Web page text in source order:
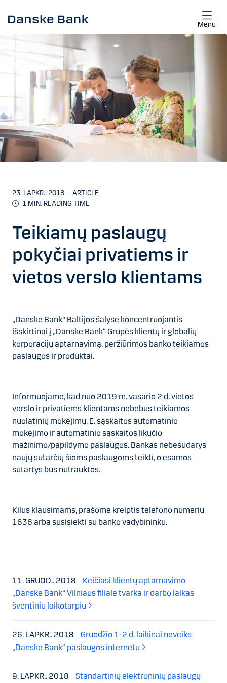
Menu
23. LAPKR.. 2018 – ARTICLE
1 MIN. READING TIME
Teikiamų paslaugų
pokyčiai privatiems ir
vietos verslo klientams
„Danske Bank" Baltijos šalyse koncentruojantis
išskirtinai į „Danske Bank“ Grupės klientų ir globalių
korporacijų aptarnavimą, peržiūrimos banko teikiamos
paslaugos ir produktai.
Informuojame, kad nuo 2019 m. vasario 2 d. vietos
verslo ir privatiems klientams nebebus teikiamos
nuolatinių mokėjimų, E. sąskaitos automatinio
mokėjimo ir automatinio sąskaitos likučio
mažinimo/papildymo paslaugos. Bankas nebesudarys
naujų sutarčių šioms paslaugoms teikti, o esamos
sutartys bus nutrauktos.
Kilus klausimams, prašome kreiptis telefono numeriu
1636 arba susisiekti su banko vadybininku.
11. GRUOD.. 2018
Keičiasi klientų aptarnavimo
„Danske Bank“ Vilniaus filiale tvarka ir darbo laikas
šventiniu laikotarpiu
26. LAPKR.. 2018
Gruodžio 1-2 d. laikinai neveiks
„Danske Bank“ paslaugos internetu
9. LAPKR.. 2018
Standartinių elektroninių paslaugų